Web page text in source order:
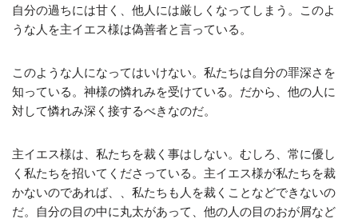
自分の過ちには甘く、他人には厳しくなってしまう。このよ
うな人を主イエス様は偽善者と言っている。
このような人になってはいけない。私たちは自分の罪深さを
知っている。神様の憐れみを受けている。だから、他の人に
対して憐れみ深く接するべきなのだ。
主イエス様は、私たちを裁く事はしない。むしろ、常に優し
く私たちを招いてくださっている。主イエス様が私たちを裁
かないのであれば、、私たちも人を裁くことなどできないの
だ。自分の目の中に丸太があって、他の人の目のおが屑など